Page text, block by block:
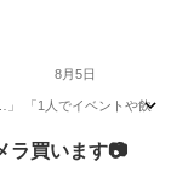
8月5日
」 「1人でイベントや
ラ買います📷